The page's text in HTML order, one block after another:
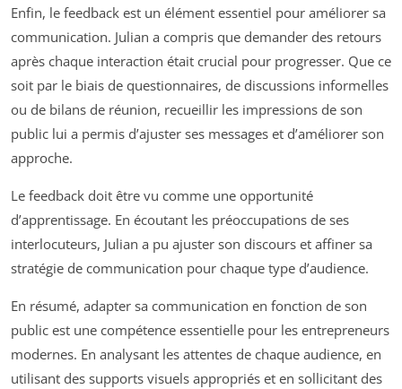
Enfin, le feedback est un élément essentiel pour améliorer sa
communication. Julian a compris que demander des retours
après chaque interaction était crucial pour progresser. Que ce
soit par le biais de questionnaires, de discussions informelles
ou de bilans de réunion, recueillir les impressions de son
public lui a permis d’ajuster ses messages et d’améliorer son
approche.
Le feedback doit être vu comme une opportunité
d’apprentissage. En écoutant les préoccupations de ses
interlocuteurs, Julian a pu ajuster son discours et affiner sa
stratégie de communication pour chaque type d’audience.
En résumé, adapter sa communication en fonction de son
public est une compétence essentielle pour les entrepreneurs
modernes. En analysant les attentes de chaque audience, en
utilisant des supports visuels appropriés et en sollicitant des